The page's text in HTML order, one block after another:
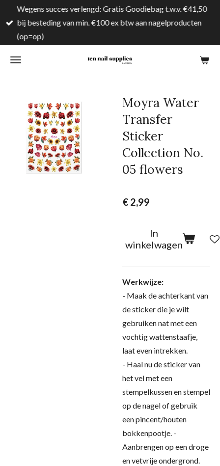
direct
naar
hoofdinhoud
Wegens succes verlengd: Gratis Goodiebag t.w.v. €41,50
bij besteding van min. €100 ex btw aan nagelproducten
(op=op)
Moyra Water
Transfer
Sticker
Collection No.
05 flowers
€ 2,99
In
winkelwagen
Werkwijze:
- Maak de achterkant van
de sticker die je wilt
gebruiken nat met een
vochtig wattenstaafje,
laat even intrekken.
- Haal nu de sticker van
het vel met een
stempelkussen en stempel
op de nagel of gebruik
een pincent/houten
bokkenpootje. -
Aanbrengen op een droge
en vetvrije ondergrond.